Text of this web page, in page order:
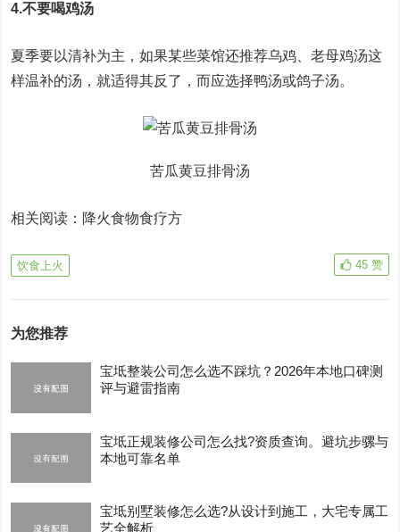
4.不要喝鸡汤
夏季要以清补为主，如果某些菜馆还推荐乌鸡、老母鸡汤这
样温补的汤，就适得其反了，而应选择鸭汤或鸽子汤。
苦瓜黄豆排骨汤
相关阅读：降火食物食疗方
饮食上火 45 赞
为您推荐
宝坻整装公司怎么选不踩坑？2026年本地口碑测
评与避雷指南
宝坻正规装修公司怎么找?资质查询。避坑步骡与
本地可靠名单
宝坻别墅装修怎么选?从设计到施工，大宅专属工
艺全解析